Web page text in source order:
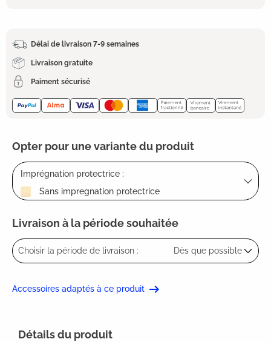
Délai de livraison 7-9 semaines
Livraison gratuite
Paiment sécurisé
Opter pour une variante du produit
Imprégnation protectrice :
Sans impregnation protectrice
Livraison à la période souhaitée
Choisir la période de livraison : Dès que possible
Accessoires adaptés à ce produit
Détails du produit